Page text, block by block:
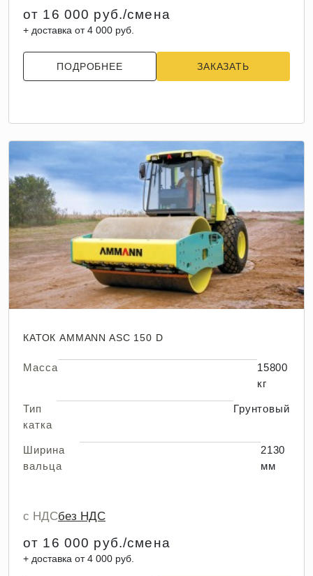
от 16 000 руб./смена
+ доставка от 4 000 руб.
ПОДРОБНЕЕ ЗАКАЗАТЬ
КАТОК AMMANN ASC 150 D
Масса
15800
кг
Тип
катка
Грунтовый
Ширина
вальца
2130
мм
с НДСбез НДС
от 16 000 руб./смена
+ доставка от 4 000 руб.